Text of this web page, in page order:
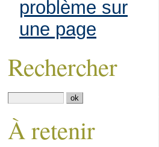
problème sur
une page
Rechercher
À retenir